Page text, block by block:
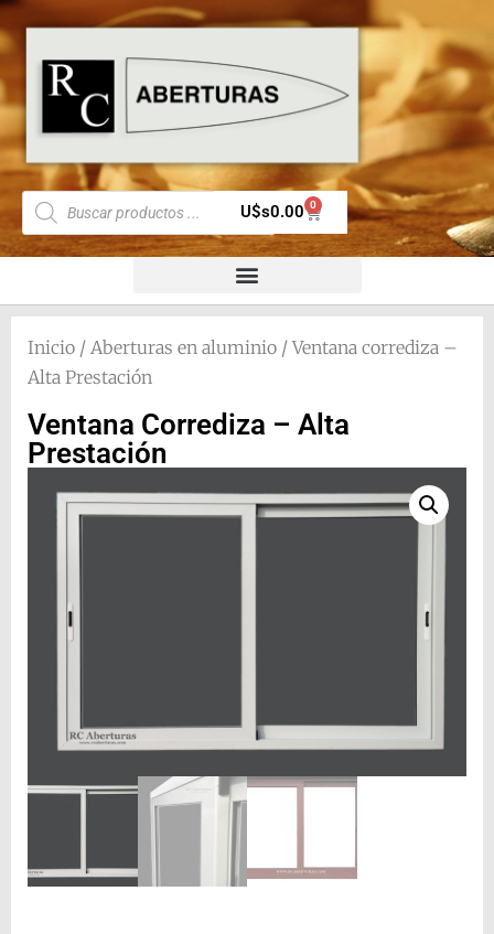
U$s0.00 0
Inicio / Aberturas en aluminio / Ventana corrediza –
Alta Prestación
Ventana Corrediza – Alta
Prestación